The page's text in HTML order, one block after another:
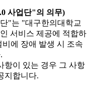
사업단"의 의무)
"는 "대구한의대학교
서비스 제공에 적합하
에 장애 발생 시 조속
이 있는 경우 그 사항
지합니다.